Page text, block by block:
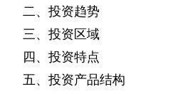
二、投资趋势
三、投资区域
四、投资特点
五、投资产品结构